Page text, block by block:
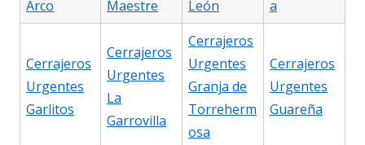
Arco
Maestre
León
a
Cerrajeros
Urgentes
Garlitos
Cerrajeros
Urgentes
La
Garrovilla
Cerrajeros
Urgentes
Granja de
Torreherm
osa
Cerrajeros
Urgentes
Guareña